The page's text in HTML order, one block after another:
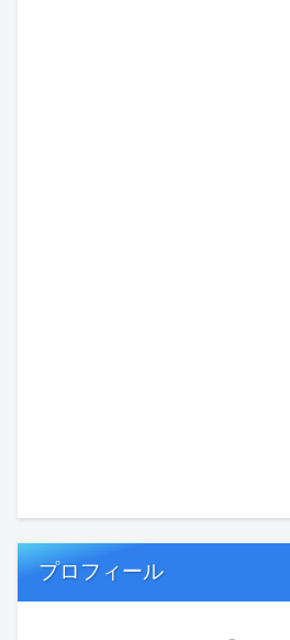
プロフィール